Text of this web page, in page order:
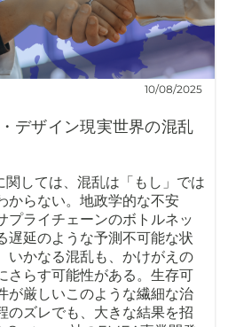
10/08/2025
デザイン現実世界の混乱
しては、混乱は「もし」では
からない。地政学的な不安
プライチェーンのボトルネッ
遅延のような予測不可能な状
いかなる混乱も、かけがえの
さらす可能性がある。生存可
が厳しいこのような繊細な治
のズレでも、大きな結果を招